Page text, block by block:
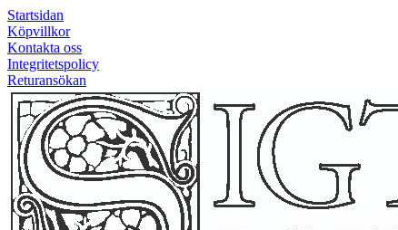
Startsidan
Köpvillkor
Kontakta oss
Integritetspolicy
Returansökan